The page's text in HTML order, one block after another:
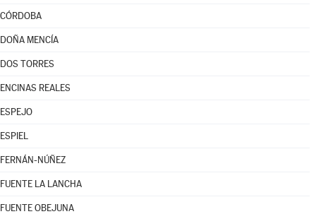
CÓRDOBA
DOÑA MENCÍA
DOS TORRES
ENCINAS REALES
ESPEJO
ESPIEL
FERNÁN-NÚÑEZ
FUENTE LA LANCHA
FUENTE OBEJUNA